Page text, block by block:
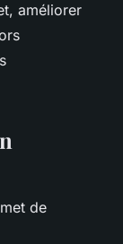
améliorer
de